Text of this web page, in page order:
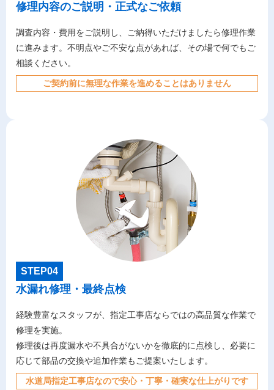
修理内容のご説明・正式なご依頼
調査内容・費用をご説明し、ご納得いただけましたら修理作業
に進みます。不明点やご不安な点があれば、その場で何でもご
相談ください。
ご契約前に無理な作業を進めることはありません
STEP04
水漏れ修理・最終点検
経験豊富なスタッフが、指定工事店ならではの高品質な作業で
修理を実施。
修理後は再度漏水や不具合がないかを徹底的に点検し、必要に
応じて部品の交換や追加作業もご提案いたします。
水道局指定工事店なので安心・丁寧・確実な仕上がりです